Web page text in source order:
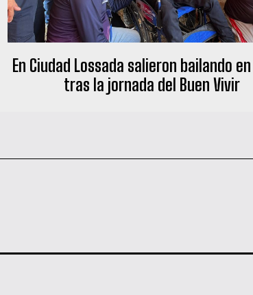
En Ciudad Lossada salieron bailando
tras la jornada del Buen Vivir